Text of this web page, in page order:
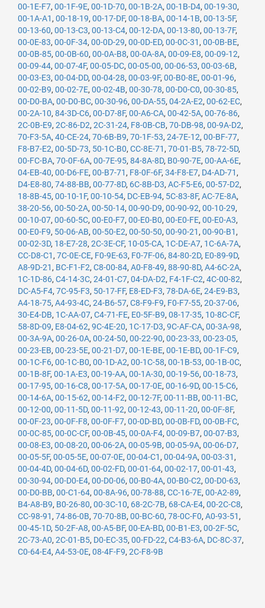
00-1E-F7, 00-1F-9E, 00-1D-70, 00-1B-2A, 00-1B-D4, 00-19-30,
00-1A-A1 , 00-18-19, 00-17-DF, 00-18-BA, 00-14-1B, 00-13-5F,
00-13-60, 00-13-C3, 00-13-C4, 00-12-DA, 00-13-80, 00-13-7F,
00-0E-83, 00-0F-34, 00-0D-29, 00-0D-ED, 00-0C-31 , 00-0B-BE,
00-0B-85, 00-0B-60, 00-0A-B8, 00-0A-8A, 00-09-E8, 00-09-12,
00-09-44, 00-07-4F, 00-05-DC, 00-05-00, 00-06-53, 00-03-6B,
00-03-E3, 00-04-DD, 00-04-28, 00-03-9F, 00-B0-8E, 00-01-96,
00-02-B9, 00-02-7E, 00-02-4B, 00-30-78, 00-D0-C0, 00-30-85,
00-D0-BA, 00-D0-BC, 00-30-96, 00-DA-55, 04-2A-E2, 00-62-EC,
00-2A-10, 84-3D-C6, 00-D7-8F, 00-A6-CA, 00-42-5A, 00-76-86,
2C-0B-E9, 2C-86-D2, 2C-31-24, F8-0B-CB, 70-DB-98, 00-9A-D2,
70-F3-5A, 40-CE-24, 70-6B-B9, 70-1F-53, 24-7E-12, 00-BF-77,
F8-B7-E2, 00-5D-73, 50-1C-B0, CC-8E-71 , 70-01-B5, 78-72-5D,
00-FC-BA, 70-0F-6A, 00-7E-95, 84-8A-8D, B0-90-7E, 00-AA-6E,
04-EB-40, 00-D6-FE, 00-B7-71 , F8-0F-6F, 34-F8-E7, D4-AD-71 ,
D4-E8-80, 74-88-BB, 00-77-8D, 6C-8B-D3, AC-F5-E6, 00-57-D2,
18-8B-45, 00-10-1F, 00-10-54, DC-EB-94, 5C-83-8F, AC-7E-8A,
38-20-56, 00-50-2A, 00-50-14, 00-90-D9, 00-90-92, 00-10-29,
00-10-07, 00-60-5C, 00-E0-F7, 00-E0-B0, 00-E0-FE, 00-E0-A3,
00-E0-F9, 50-06-AB, 00-50-E2, 00-50-50, 00-90-21 , 00-90-B1 ,
00-02-3D, 18-E7-28, 2C-3E-CF, 10-05-CA, 1C-DE-A7, 1C-6A-7A,
CC-D8-C1 , 7C-0E-CE, F0-9E-63, F0-7F-06, 84-80-2D, E0-89-9D,
A8-9D-21 , BC-F1-F2, C8-00-84, A0-F8-49, 88-90-8D, A4-6C-2A,
1C-1D-86, C4-14-3C, 24-01-C7, 04-DA-D2, F4-1F-C2, 4C-00-82,
DC-A5-F4, 7C-95-F3, 50-17-FF, E8-ED-F3, 78-DA-6E, 24-E9-B3,
A4-18-75, A4-93-4C, 24-B6-57, C8-F9-F9, F0-F7-55, 20-37-06,
30-E4-DB, 1C-AA-07, C4-71-FE, E0-5F-B9, 08-17-35, 10-8C-CF,
58-8D-09, E8-04-62, 9C-4E-20, 1C-17-D3, 9C-AF-CA, 00-3A-98,
00-3A-9A, 00-26-0A, 00-24-50, 00-22-90, 00-23-33, 00-23-05,
00-23-EB, 00-23-5E, 00-21-D7, 00-1E-BE, 00-1E-BD, 00-1F-C9,
00-1C-F6, 00-1C-B0, 00-1D-A2, 00-1C-58, 00-1B-53, 00-1B-0C,
00-1B-8F, 00-1A-E3, 00-19-AA, 00-1A-30, 00-19-56, 00-18-73,
00-17-95, 00-16-C8, 00-17-5A, 00-17-0E, 00-16-9D, 00-15-C6,
00-14-6A, 00-15-62, 00-14-F2, 00-12-7F, 00-11-BB, 00-11-BC,
00-12-00, 00-11-5D, 00-11-92, 00-12-43, 00-11-20, 00-0F-8F,
00-0F-23, 00-0F-F8, 00-0F-F7, 00-0D-BD, 00-0B-FD, 00-0B-FC,
00-0C-85, 00-0C-CF, 00-0B-45, 00-0A-F4, 00-09-B7, 00-07-B3,
00-08-E3, 00-08-20, 00-06-2A, 00-05-9B, 00-05-9A, 00-06-D7,
00-05-5F, 00-05-5E, 00-07-0E, 00-04-C1 , 00-04-9A, 00-03-31 ,
00-04-4D, 00-04-6D, 00-02-FD, 00-01-64, 00-02-17, 00-01-43,
00-30-94, 00-D0-E4, 00-D0-06, 00-B0-4A, 00-B0-C2, 00-D0-63,
00-D0-BB, 00-C1-64, 00-8A-96, 00-78-88, CC-16-7E, 00-A2-89,
B4-A8-B9, B0-26-80, 00-3C-10, 68-2C-7B, 68-CA-E4, 00-2C-C8,
CC-98-91 , 74-86-0B, 70-70-8B, 00-BC-60, 78-0C-F0, A0-93-51 ,
00-45-1D, 50-2F-A8, 00-A5-BF, 00-EA-BD, 00-B1-E3, 00-2F-5C,
2C-73-A0, 2C-01-B5, D0-EC-35, 00-FD-22, C4-B3-6A, DC-8C-37,
C0-64-E4, A4-53-0E, 08-4F-F9, 2C-F8-9B